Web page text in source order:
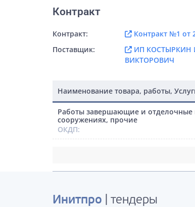
Контракт
Контракт: Контракт №1 от
Поставщик:
ИП КОСТЫРКИН
ВИКТОРОВИЧ
Наименование товара, работы,
Работы завершающие и отделочные
сооружениях, прочие
ОКДП:
Инитпро | тендеры